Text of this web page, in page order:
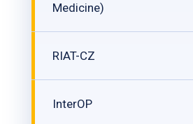
Medicine)
RIAT-CZ
InterOP